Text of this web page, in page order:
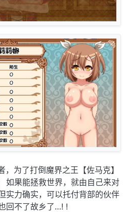
为了打倒魔界之王【佐马克】
如果能拯救世界，就由自己来对
实力确实，可以托付背部的伙伴
回不了故乡了…! !